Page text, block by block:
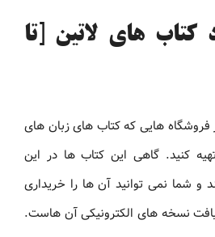
کتاب های لاتین [تا
فروشگاه هایی که کتاب های زبان های
کنید. گاهی این کتاب ها در این
و شما نمی توانید آن ها را خریداری
دریافت نسخه های الکترونیکی آن هاست.